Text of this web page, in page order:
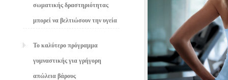
σωματικής δραστηριότητας
μπορεί να βελτιώσουν την υγεία
Το καλύτερο πρόγραμμα
γυμναστικής για γρήγορη
απώλεια βάρους